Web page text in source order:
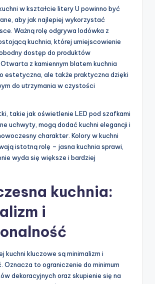
w kształcie litery U powinno być
aby jak najlepiej wykorzystać
Ważną rolę odgrywa lodówka z
kuchnia, której umiejscowienie
dostęp do produktów
z kamiennym blatem kuchnia
estetyczna, ale także praktyczna dzięki
do utrzymania w czystości
takie jak oświetlenie LED pod szafkami
uchwyty, mogą dodać kuchni elegancji i
charakter. Kolory w kuchni
istotną rolę – jasna kuchnia sprawi,
wyda się większe i bardziej
kuchnia:
i
kuchni kluczowe są minimalizm i
Oznacza to ograniczenie do minimum
dekoracyjnych oraz skupienie się na